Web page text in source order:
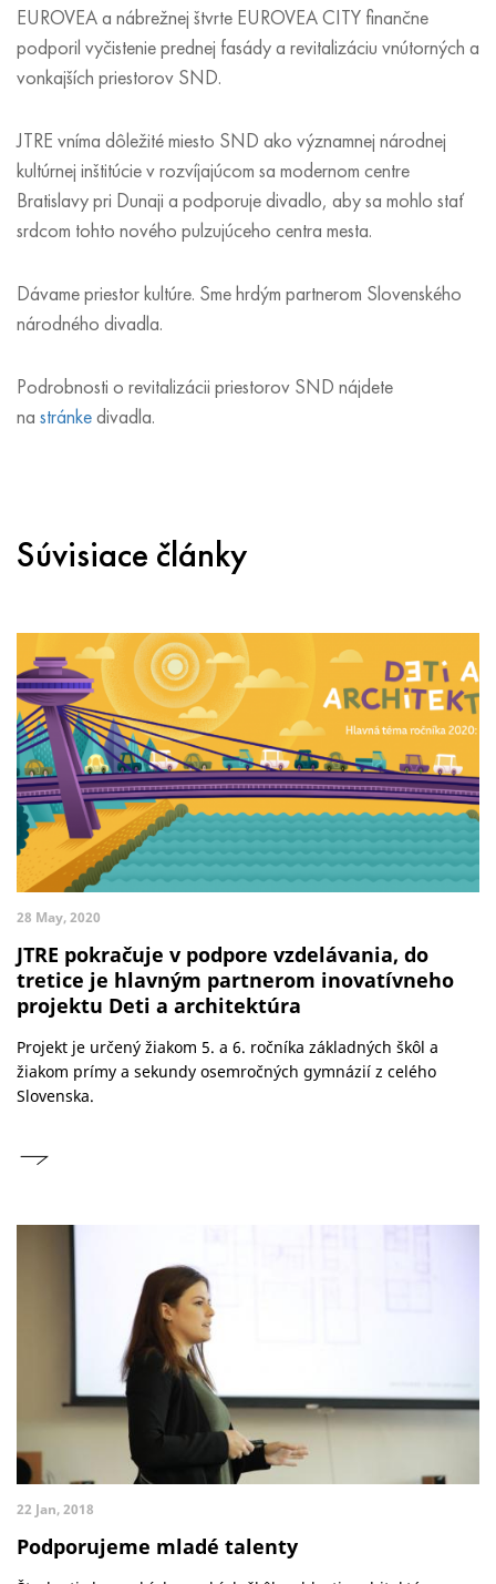
EUROVEA a nábrežnej štvrte EUROVEA CITY finančne
podporil vyčistenie prednej fasády a revitalizáciu vnútorných a
vonkajších priestorov SND.
JTRE vníma dôležité miesto SND ako významnej národnej
kultúrnej inštitúcie v rozvíjajúcom sa modernom centre
Bratislavy pri Dunaji a podporuje divadlo, aby sa mohlo stať
srdcom tohto nového pulzujúceho centra mesta.
Dávame priestor kultúre. Sme hrdým partnerom Slovenského
národného divadla.
Podrobnosti o revitalizácii priestorov SND nájdete
na stránkedivadla.
Súvisiace články
28 May, 2020
JTRE pokračuje v podpore vzdelávania, do
tretice je hlavným partnerom inovatívneho
projektu Deti a architektúra
Projekt je určený žiakom 5. a 6. ročníka základných škôl a
žiakom prímy a sekundy osemročných gymnázií z celého
Slovenska.
22 Jan, 2018
Podporujeme mladé talenty